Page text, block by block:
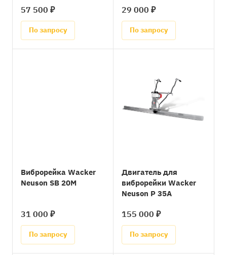
57 500 ₽
По запросу
29 000 ₽
По запросу
Виброрейка Wacker
Neuson SB 20М
31 000 ₽
По запросу
Двигатель для
виброрейки Wacker
Neuson P 35A
155 000 ₽
По запросу